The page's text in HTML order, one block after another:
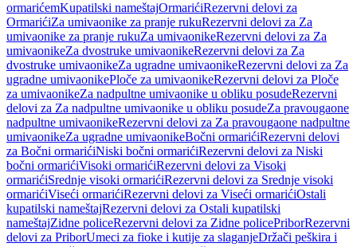
ormarićemKupatilski nameštajOrmarićiRezervni delovi za
OrmarićiZa umivaonike za pranje rukuRezervni delovi za Za
umivaonike za pranje rukuZa umivaonikeRezervni delovi za Za
umivaonikeZa dvostruke umivaonikeRezervni delovi za Za
dvostruke umivaonikeZa ugradne umivaonikeRezervni delovi za Za
ugradne umivaonikePloče za umivaonikeRezervni delovi za Ploče
za umivaonikeZa nadpultne umivaonike u obliku posudeRezervni
delovi za Za nadpultne umivaonike u obliku posudeZa pravougaone
nadpultne umivaonikeRezervni delovi za Za pravougaone nadpultne
umivaonikeZa ugradne umivaonikeBočni ormarićiRezervni delovi
za Bočni ormarićiNiski bočni ormarićiRezervni delovi za Niski
bočni ormarićiVisoki ormarićiRezervni delovi za Visoki
ormarićiSrednje visoki ormarićiRezervni delovi za Srednje visoki
ormarićiViseći ormarićiRezervni delovi za Viseći ormarićiOstali
kupatilski nameštajRezervni delovi za Ostali kupatilski
nameštajZidne policeRezervni delovi za Zidne policePriborRezervni
delovi za PriborUmeci za fioke i kutije za slaganjeDržači peškira i